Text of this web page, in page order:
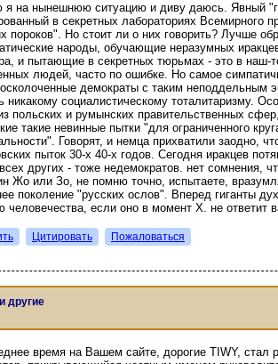
я на нынешнюю ситуацию и диву даюсь. Явный
в секретных лабораториях Всемирного
пороков". Но стоит ли о них говорить? Лучше
народы, обучающие неразумных
и пытающие в секретных тюрьмах - это в наш-
людей, часто по ошибке. Но самое
демократы с таким неподдельным
никакому социалистическому тоталитаризму.
польских и румынских правительственных
такие невинные пытки "для ограниченного
Говорят, и немца прихватили заодно,
пыток 30-х 40-х годов. Сегодня иракцев
других - тоже недемократов. нет сомнения,
Жо или Зо, не помню точно, испытаете,
поколение "русских ослов". Вперед гиганты
человечества, если оно в момент Х. не ответит
Цитировать Пожаловаться
другие
время на Вашем сайте, дорогие TIWY, стал